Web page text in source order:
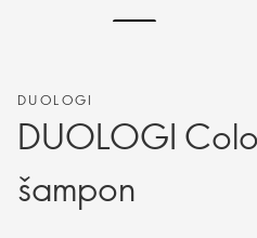
DUOLOGI
DUOLOGI
šampon